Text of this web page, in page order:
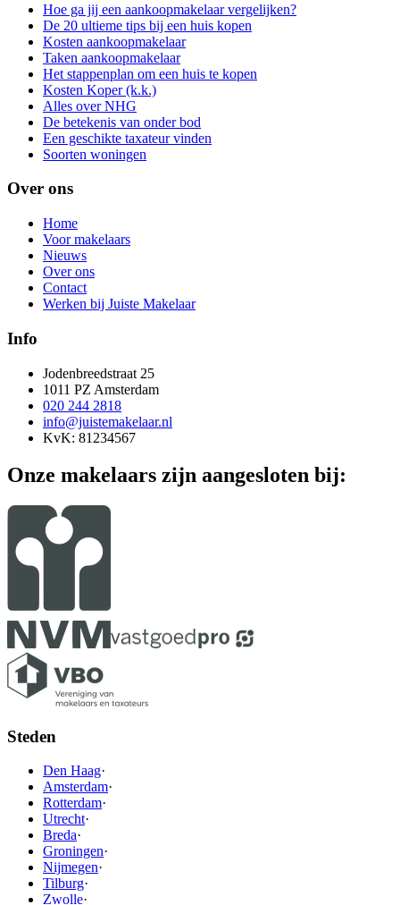
Hoe ga jij een aankoopmakelaar vergelijken?
De 20 ultieme tips bij een huis kopen
Kosten aankoopmakelaar
Taken aankoopmakelaar
Het stappenplan om een huis te kopen
Kosten Koper (k.k.)
Alles over NHG
De betekenis van onder bod
Een geschikte taxateur vinden
Soorten woningen
Over ons
Home
Voor makelaars
Nieuws
Over ons
Contact
Werken bij Juiste Makelaar
Info
Jodenbreedstraat 25
1011 PZ Amsterdam
020 244 2818
info@juistemakelaar.nl
KvK: 81234567
Onze makelaars zijn aangesloten bij:
Steden
Den Haag·
Amsterdam·
Rotterdam·
Utrecht·
Breda·
Groningen·
Nijmegen·
Tilburg·
Zwolle·